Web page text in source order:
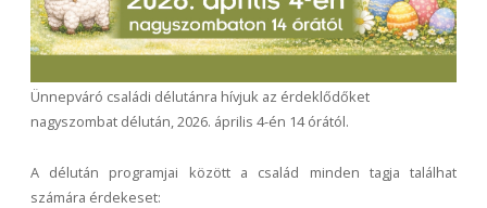
Ünnepváró családi délutánra hívjuk az érdeklődőket
nagyszombat délután, 2026. április 4-én 14 órától.
A délután programjai között a család minden tagja találhat
számára érdekeset: